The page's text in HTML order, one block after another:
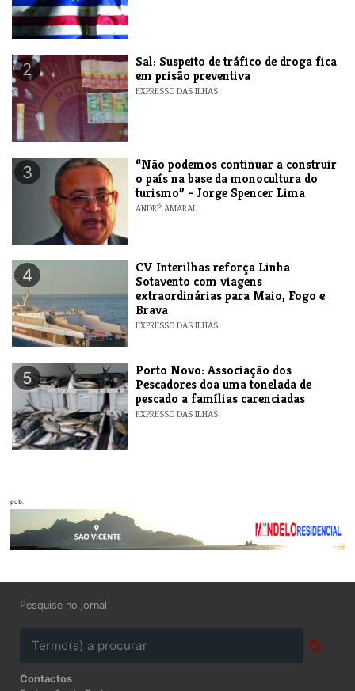
2
​Sal: Suspeito de tráfico de droga fica
em prisão preventiva
EXPRESSO DAS ILHAS
3
“Não podemos continuar a construir
o país na base da monocultura do
turismo” - Jorge Spencer Lima
ANDRÉ AMARAL
4
​CV Interilhas reforça Linha
Sotavento com viagens
extraordinárias para Maio, Fogo e
Brava
EXPRESSO DAS ILHAS
5
​Porto Novo: Associação dos
Pescadores doa uma tonelada de
pescado a famílias carenciadas
EXPRESSO DAS ILHAS
pub.
Pesquise no jornal
Contactos